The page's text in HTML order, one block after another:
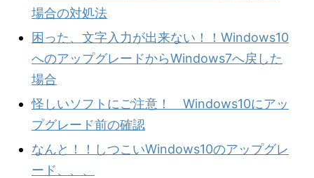
場合の対処法
困った、文字入力が出来ない！！Windows10
へのアップグレードからWindows7へ戻した
場合
怪しいソフトにご注意！ Windows10にアッ
プグレード前の確認
なんと！！しつこいWindows10のアップグレ
ード、、、